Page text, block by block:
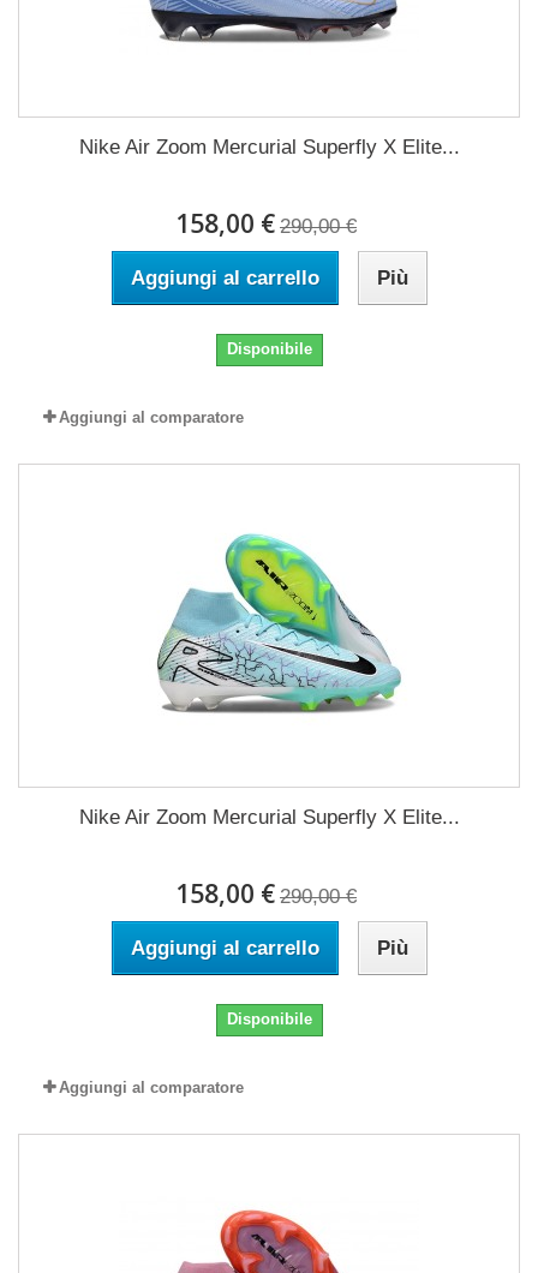
Nike Air Zoom Mercurial Superfly X Elite...
158,00 € 290,00 €
Aggiungi al carrello Più
Disponibile
Aggiungi al comparatore
Nike Air Zoom Mercurial Superfly X Elite...
158,00 € 290,00 €
Aggiungi al carrello Più
Disponibile
Aggiungi al comparatore